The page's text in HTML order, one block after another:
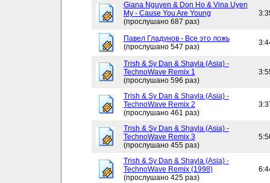
Giana Nguyen & Don Ho & Vina Uyen
My - Cause You Are Young
(прослушано 687 раз)
Павел Гладунов - Все это ложь
(прослушано 547 раз)
Trish & Sy Dan & Shayla (Asia) -
TechnoWave Remix 1
(прослушано 596 раз)
Trish & Sy Dan & Shayla (Asia) -
TechnoWave Remix 2
(прослушано 461 раз)
Trish & Sy Dan & Shayla (Asia) -
TechnoWave Remix 3
(прослушано 455 раз)
Trish & Sy Dan & Shayla (Asia) -
TechnoWave Remix (1998)
(прослушано 425 раз)